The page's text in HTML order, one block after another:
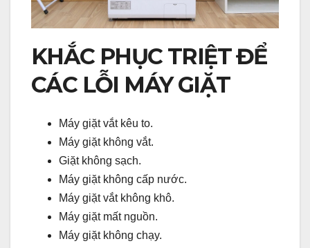
KHẮC PHỤC TRIỆT ĐỂ
CÁC LỖI MÁY GIẶT
Máy giặt vắt kêu to.
Máy giặt không vắt.
Giặt không sạch.
Máy giặt không cấp nước.
Máy giặt vắt không khô.
Máy giặt mất nguồn.
Máy giặt không chạy.